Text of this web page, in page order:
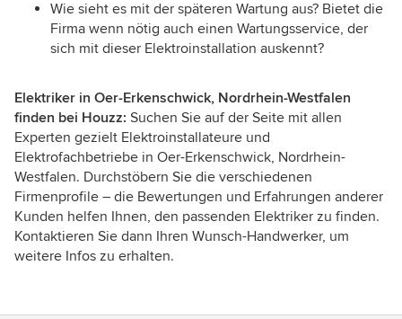
Wie sieht es mit der späteren Wartung aus? Bietet die
Firma wenn nötig auch einen Wartungsservice, der
sich mit dieser Elektroinstallation auskennt?
Elektriker in Oer-Erkenschwick, Nordrhein-Westfalen
finden bei Houzz: Suchen Sie auf der Seite mit allen
Experten gezielt Elektroinstallateure und
Elektrofachbetriebe in Oer-Erkenschwick, Nordrhein-
Westfalen. Durchstöbern Sie die verschiedenen
Firmenprofile – die Bewertungen und Erfahrungen anderer
Kunden helfen Ihnen, den passenden Elektriker zu finden.
Kontaktieren Sie dann Ihren Wunsch-Handwerker, um
weitere Infos zu erhalten.